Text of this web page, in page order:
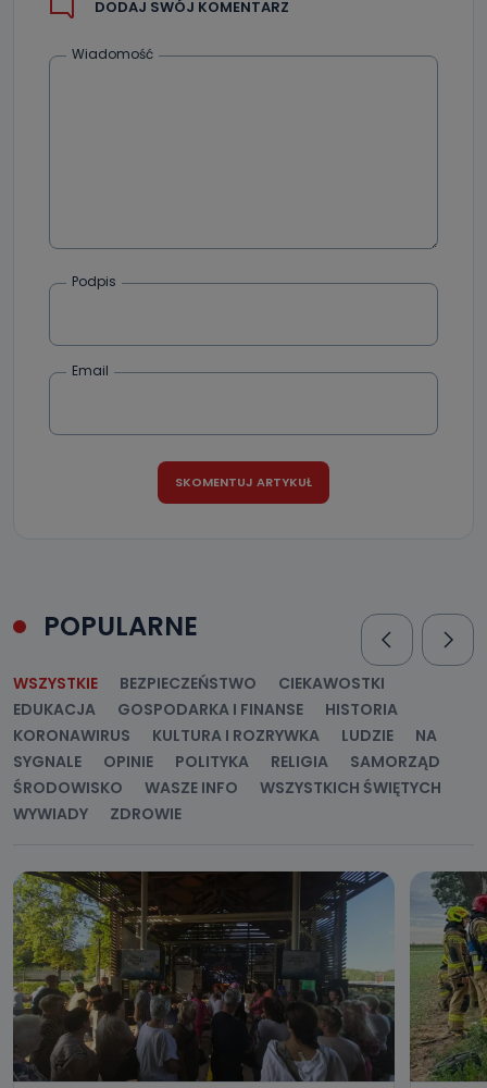
DODAJ SWÓJ KOMENTARZ
Wiadomość
Podpis
Email
POPULARNE
WSZYSTKIE BEZPIECZEŃSTWO
CIEKAWOSTKI
EDUKACJA
GOSPODARKA I FINANSE
HISTORIA
KORONAWIRUS
KULTURA I ROZRYWKA LUDZIE
NA
SYGNALE
OPINIE POLITYKA RELIGIA
SAMORZĄD
ŚRODOWISKO
WASZE INFO
WSZYSTKICH ŚWIĘTYCH
WYWIADY
ZDROWIE